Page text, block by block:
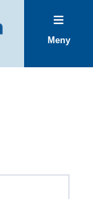
Meny